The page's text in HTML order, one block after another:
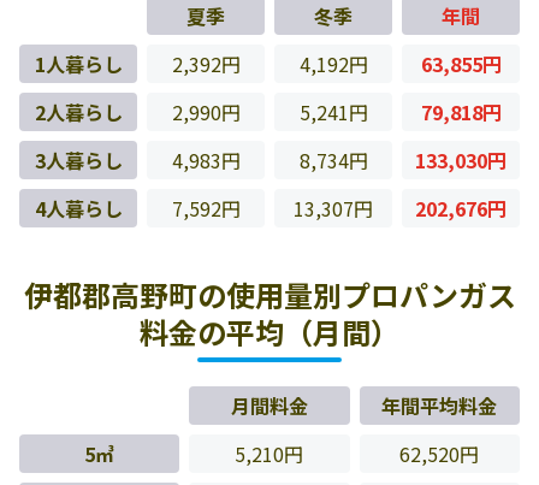
夏季 冬季
年間
1人暮らし
2,392円 4,192円
63,855円
2人暮らし
2,990円 5,241円
79,818円
3人暮らし
4,983円 8,734円
133,030円
4人暮らし
7,592円 13,307円 202,676円
伊都郡高野町の使用量別プロパンガス
料金の平均（月間）
月間料金
年間平均料金
5㎥
5,210円
62,520円